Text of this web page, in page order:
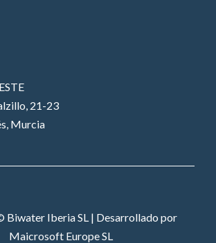
de herramientas
21-23
Murcia
Biwater Iberia SL | Desarrollado por
Maicrosoft Europe SL